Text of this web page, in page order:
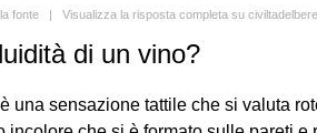
fonte | Visualizza la risposta completa su
di un vino?
una sensazione tattile che si valuta